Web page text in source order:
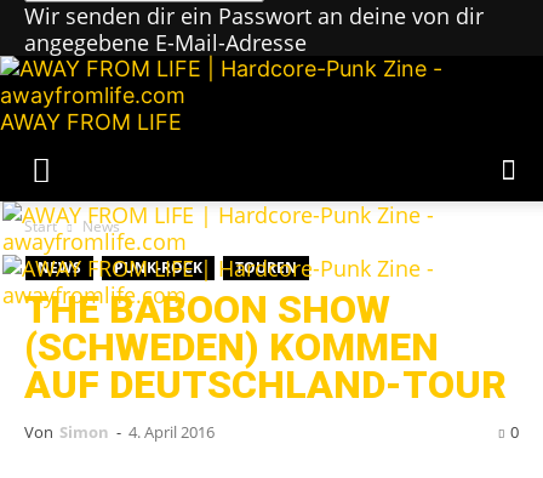
Wir senden dir ein Passwort an deine von dir
angegebene E-Mail-Adresse
AWAY FROM LIFE
Start
News
NEWS
PUNK-ROCK TOUREN
THE BABOON SHOW
(SCHWEDEN) KOMMEN
AUF DEUTSCHLAND-TOUR
Von Simon - 4. April 2016 0